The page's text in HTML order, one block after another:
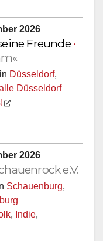
2026
Freunde •
in Düsseldorf,
Düsseldorf
2026
e.V.
Schauenburg,
, Indie,